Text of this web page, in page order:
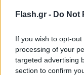
Flash.gr - Do Not
If you wish to opt-
processing of your
targeted advertising
section to confirm
Κωνσταντίνος
τραγωδία στο
Προστασίας του
αντικαθίσταται.